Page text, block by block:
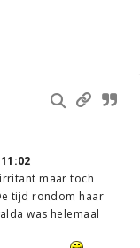
maar toch
tijd rondom haar
was helemaal